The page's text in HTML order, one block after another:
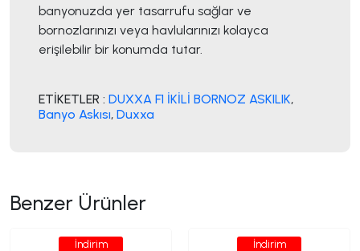
banyonuzda yer tasarrufu sağlar ve
bornozlarınızı veya havlularınızı kolayca
erişilebilir bir konumda tutar.
ETİKETLER : DUXXA F1 İKİLİ BORNOZ ASKILIK,
Banyo Askısı, Duxxa
Benzer Ürünler
İndirim İndirim